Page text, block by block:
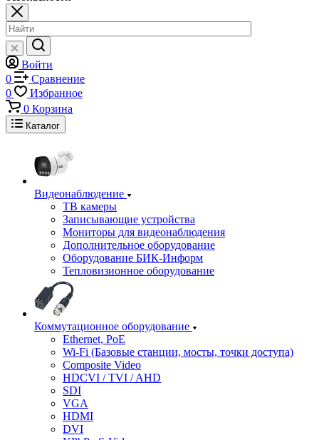
Войти
0
Сравнение
0
Избранное
0 Корзина
Каталог
Видеонаблюдение
ТВ камеры
Записывающие устройства
Мониторы для видеонаблюдения
Дополнительное оборудование
Оборудование БИК-Информ
Тепловизионное оборудование
Коммутационное оборудование
Ethernet, PoE
Wi-Fi (Базовые станции, мосты, точки доступа)
Composite Video
HDCVI / TVI / AHD
SDI
VGA
HDMI
DVI